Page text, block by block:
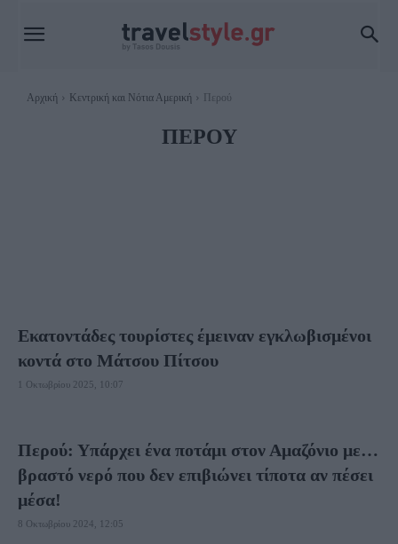
Αρχική Κεντρική και Νότια Αμερική Περού
ΠΕΡΟΎ
Εκατοντάδες τουρίστες έμειναν εγκλωβισμένοι
κοντά στο Μάτσου Πίτσου
1 Οκτωβρίου 2025, 10:07
Περού: Υπάρχει ένα ποτάμι στον Αμαζόνιο με…
βραστό νερό που δεν επιβιώνει τίποτα αν πέσει
μέσα!
8 Οκτωβρίου 2024, 12:05